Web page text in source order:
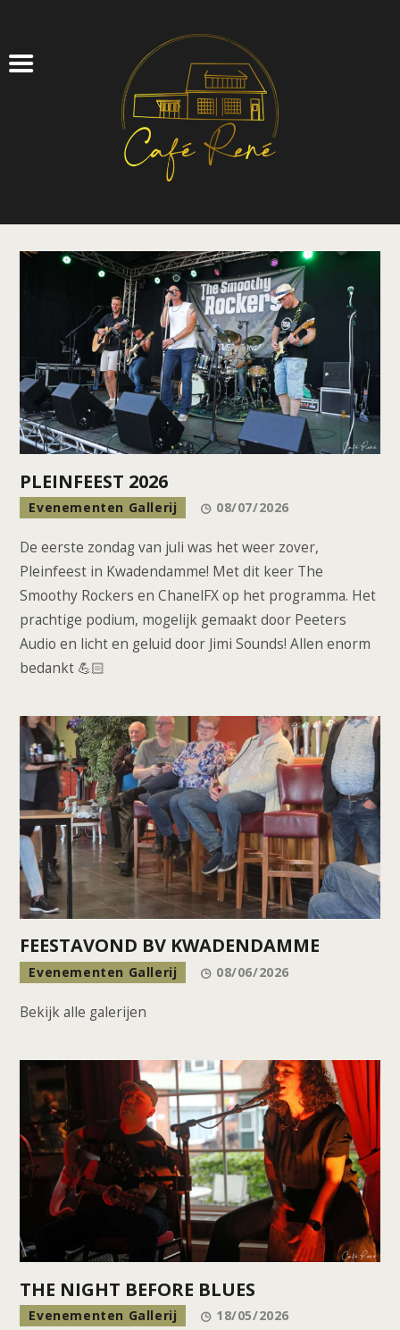
FEESTZAAL
ZAKELIJK
AGENDA
TICKETS
CONTACT
LOG IN
PLEINFEEST 2026
Evenementen Gallerij 08/07/2026
De eerste zondag van juli was het weer zover,
Pleinfeest in Kwadendamme! Met dit keer The
Smoothy Rockers en ChanelFX op het programma. Het
prachtige podium, mogelijk gemaakt door Peeters
Audio en licht en geluid door Jimi Sounds! Allen enorm
bedankt 💪🏻
FEESTAVOND BV KWADENDAMME
Evenementen Gallerij 08/06/2026
Bekijk alle galerijen
THE NIGHT BEFORE BLUES
Evenementen Gallerij 18/05/2026